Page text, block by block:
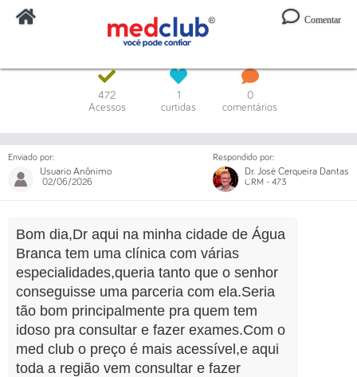
Comentar
Digite o código ou um trecho da mensagem
472
Acessos
1
curtidas
0
comentários
Enviado por:
Usuario Anônimo
02/06/2026
Respondido por:
Dr. José Cerqueira Dantas
CRM - 473
Bom dia,Dr aqui na minha cidade de Água
Branca tem uma clínica com várias
especialidades,queria tanto que o senhor
conseguisse uma parceria com ela.Seria
tão bom principalmente pra quem tem
idoso pra consultar e fazer exames.Com o
med club o preço é mais acessível,e aqui
toda a região vem consultar e fazer